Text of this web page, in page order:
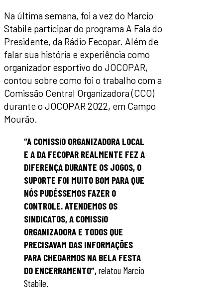
Na última semana, foi a vez do Marcio
Stabile participar do programa A Fala do
Presidente, da Rádio Fecopar. Além de
falar sua história e experiência como
organizador esportivo do JOCOPAR,
contou sobre como foi o trabalho com a
Comissão Central Organizadora (CCO)
durante o JOCOPAR 2022, em Campo
Mourão.
“A COMISSíO ORGANIZADORA LOCAL
E A DA FECOPAR REALMENTE FEZ A
DIFERENÇA DURANTE OS JOGOS, O
SUPORTE FOI MUITO BOM PARA QUE
NÓS PUDÉSSEMOS FAZER O
CONTROLE. ATENDEMOS OS
SINDICATOS, A COMISSíO
ORGANIZADORA E TODOS QUE
PRECISAVAM DAS INFORMAÇÕES
PARA CHEGARMOS NA BELA FESTA
DO ENCERRAMENTO”,relatou Marcio
Stabile.